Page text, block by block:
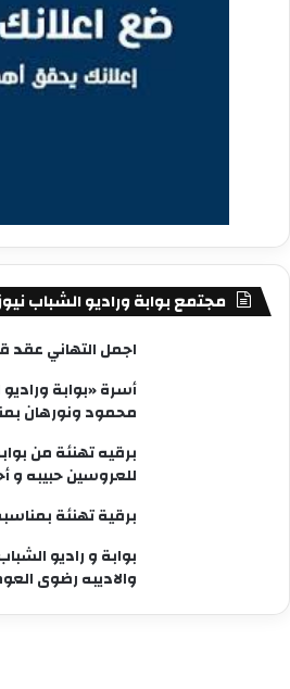
مجتمع بوابة وراديو الشباب
اجمل التهاني عقد
أسرة «بوابة
محمود ونورهان
برقيه تهنئة من
للعروسين حبيبه و
برقية تهنئة
بوابة و راديو
والاديبه رضوى